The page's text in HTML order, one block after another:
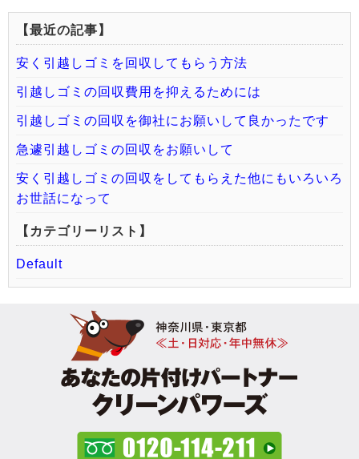
【最近の記事】
安く引越しゴミを回収してもらう方法
引越しゴミの回収費用を抑えるためには
引越しゴミの回収を御社にお願いして良かったです
急遽引越しゴミの回収をお願いして
安く引越しゴミの回収をしてもらえた他にもいろいろ
お世話になって
【カテゴリーリスト】
Default